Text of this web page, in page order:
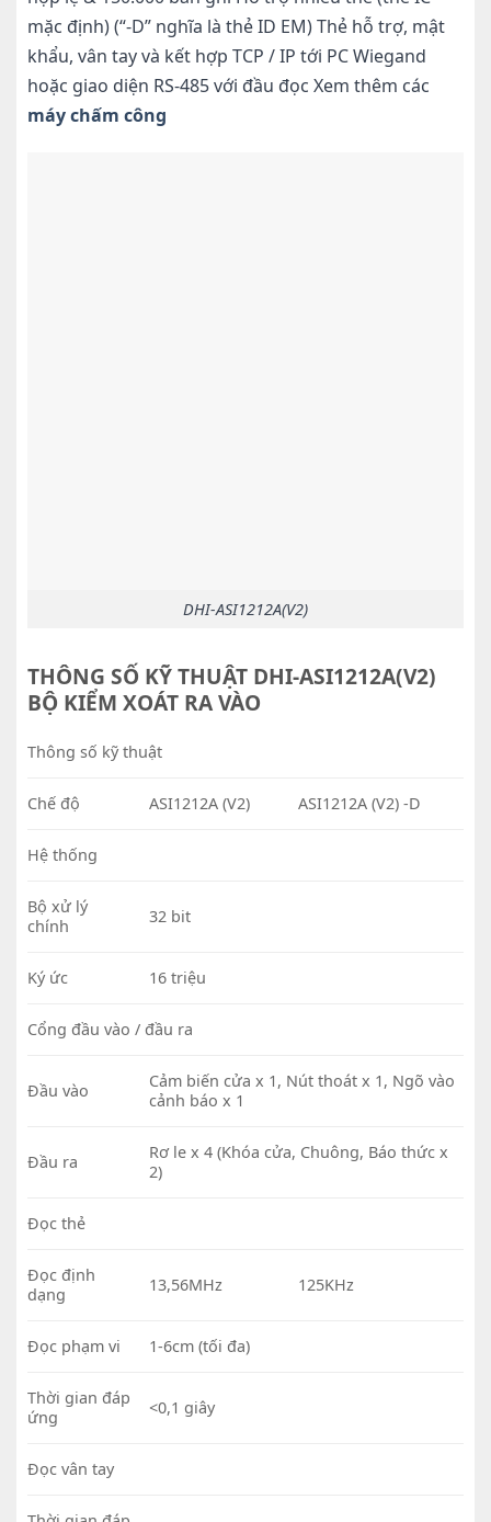
mặc định) (“-D” nghĩa là thẻ ID EM) Thẻ hỗ trợ, mật
khẩu, vân tay và kết hợp TCP / IP tới PC Wiegand
hoặc giao diện RS-485 với đầu đọc Xem thêm các
máy chấm công
DHI-ASI1212A(V2)
THÔNG SỐ KỸ THUẬT DHI-ASI1212A(V2)
BỘ KIỂM XOÁT RA VÀO
Thông số kỹ thuật
Chế độ ASI1212A (V2) ASI1212A (V2) -D
Hệ thống
Bộ xử lý
chính
32 bit
Ký ức 16 triệu
Cổng đầu vào / đầu ra
Đầu vào
Cảm biến cửa x 1, Nút thoát x 1, Ngõ vào
cảnh báo x 1
Đầu ra
Rơ le x 4 (Khóa cửa, Chuông, Báo thức x
2)
Đọc thẻ
Đọc định
dạng
13,56MHz 125KHz
Đọc phạm vi 1-6cm (tối đa)
Thời gian đáp
ứng
<0,1 giây
Đọc vân tay